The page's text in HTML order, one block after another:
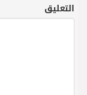
التعليق